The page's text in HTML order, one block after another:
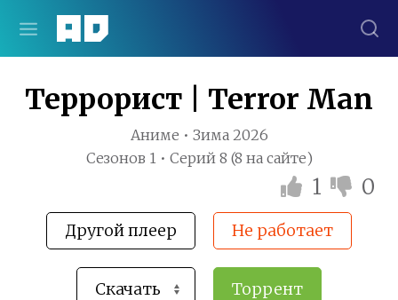
Террорист | Terror Man
Аниме • Зима 2026
Сезонов 1 • Серий 8 (8 на сайте)
1 0
Другой плеер Не работает
Торрент